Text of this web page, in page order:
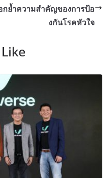
อกย้ำความสำคัญของการป้อ
งกันโรคหัวใจ